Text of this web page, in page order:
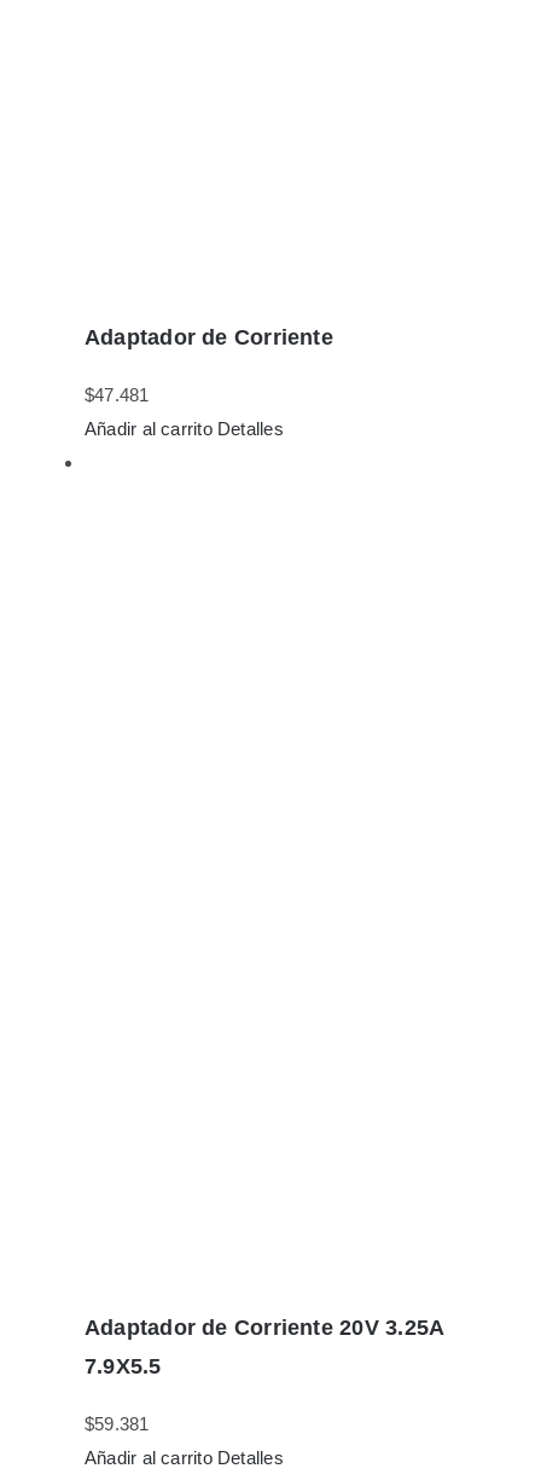
Adaptador de Corriente
$47.481
Añadir al carrito Detalles
Adaptador de Corriente 20V 3.25A
7.9X5.5
$59.381
Añadir al carrito Detalles